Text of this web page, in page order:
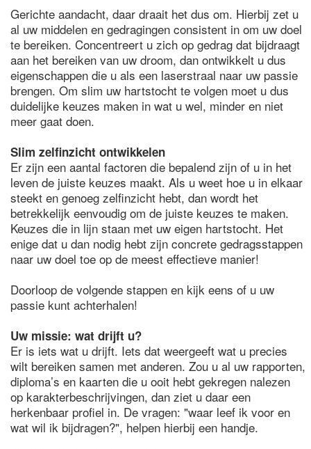
Gerichte aandacht, daar draait het dus om. Hierbij zet u
al uw middelen en gedragingen consistent in om uw doel
te bereiken. Concentreert u zich op gedrag dat bijdraagt
aan het bereiken van uw droom, dan ontwikkelt u dus
eigenschappen die u als een laserstraal naar uw passie
brengen. Om slim uw hartstocht te volgen moet u dus
duidelijke keuzes maken in wat u wel, minder en niet
meer gaat doen.
Slim zelfinzicht ontwikkelen
Er zijn een aantal factoren die bepalend zijn of u in het
leven de juiste keuzes maakt. Als u weet hoe u in elkaar
steekt en genoeg zelfinzicht hebt, dan wordt het
betrekkelijk eenvoudig om de juiste keuzes te maken.
Keuzes die in lijn staan met uw eigen hartstocht. Het
enige dat u dan nodig hebt zijn concrete gedragsstappen
naar uw doel toe op de meest effectieve manier!
Doorloop de volgende stappen en kijk eens of u uw
passie kunt achterhalen!
Uw missie: wat drijft u?
Er is iets wat u drijft. Iets dat weergeeft wat u precies
wilt bereiken samen met anderen. Zou u al uw rapporten,
diploma’s en kaarten die u ooit hebt gekregen nalezen
op karakterbeschrijvingen, dan ziet u daar een
herkenbaar profiel in. De vragen: "waar leef ik voor en
wat wil ik bijdragen?", helpen hierbij een handje.